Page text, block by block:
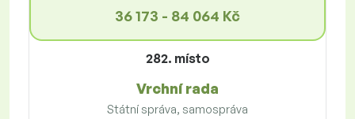
36 173 - 84 064 Kč
282. místo
Vrchní rada
Státní správa, samospráva